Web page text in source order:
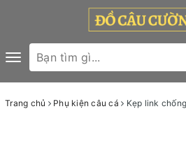
Toggle
navigation
Trang chủ Phụ kiện câu cá Kẹp link